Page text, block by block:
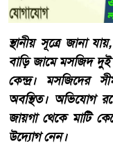
স্থানীয় সূত্রে জানা
বাড়ি জামে মসজিদ দুই
কেন্দ্র। মসজিদের
অবস্থিত। অভিযোগ
জায়গা থেকে মাটি
উদ্যোগ নেন।